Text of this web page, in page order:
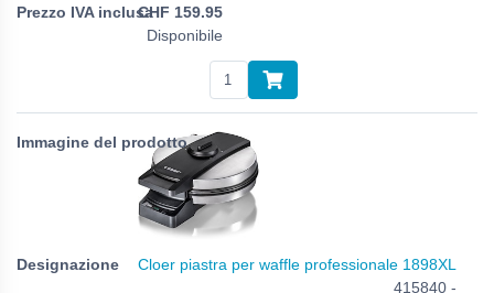
CHF 159.95
Disponibile
Cloer piastra per waffle professionale 1898XL
415840 -